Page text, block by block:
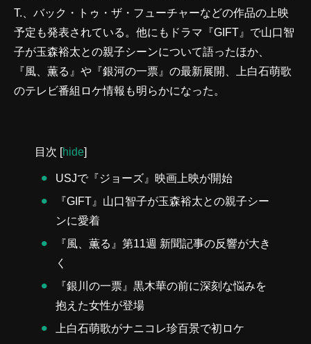
T.、バック・トゥ・ザ・フューチャーなどの作品の上映
予定も発表されている。他にもドラマ『GIFT』で山口智
子が玉森裕太との親子シーンについて語ったほか、
『風、薫る』や『銀河の一票』の最新展開、上白石萌歌
のテレビ番組ロケ情報も明らかになった。
目次 [hide]
USJで『ジョーズ』映画上映が開始
『GIFT』山口智子が玉森裕太との親子シー
ンに愛着
『風、薫る』第11週 新聞記事の反響が大き
く
『銀川の一票』黒木華の前に深刻な悩みを
抱えた女性が登場
上白石萌歌がナニコレ珍百景で初ロケ